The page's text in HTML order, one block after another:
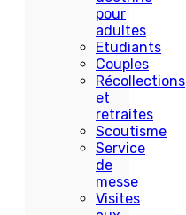
pour
adultes
Etudiants
Couples
Récollections
et
retraites
Scoutisme
Service
de
messe
Visites